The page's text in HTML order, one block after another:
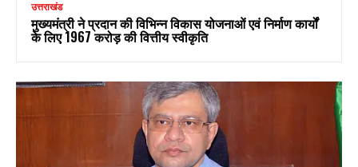
उत्तराखंड
मुख्यमंत्री ने प्रदान की विभिन्न विकास योजनाओं एवं निर्माण कार्यों
के लिए ₹1967 करोड़ की वित्तीय स्वीकृति